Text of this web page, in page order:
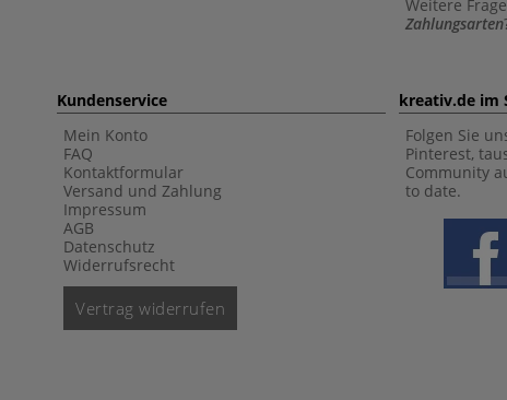
Weitere
Zahlungsarten
Kundenservice
Mein Konto
FAQ
Kontaktformular
Versand und Zahlung
Impressum
AGB
Datenschutz
Widerrufsrecht
Vertrag widerrufen
kreativ.de im
Folgen Sie
Pinterest,
Community
to date.